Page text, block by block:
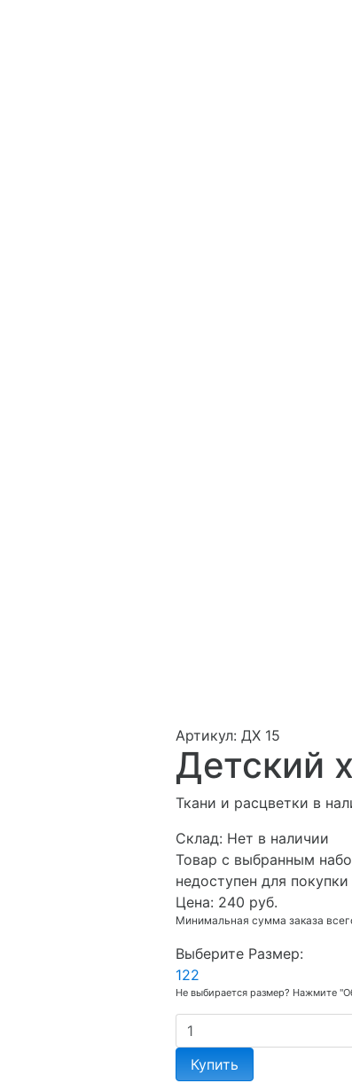
Артикул: ДХ 15
Детский
Ткани и расцветки в
Cклад: Нет в наличии
Товар с выбранным
недоступен для покупки
Цена: 240 руб.
Минимальная сумма заказа
Выберите Размер:
122
Не выбирается размер? Нажмите
Купить